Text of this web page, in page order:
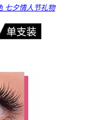
七夕情人节礼物